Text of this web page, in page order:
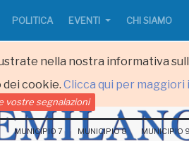
nella nostra informativa
dei cookie. Clicca qui per
POLITICA EVENTI CHI SIAMO
vostre segnalazioni
MUNICIPIO 7 MUNICIPIO 8 MUNICIPIO 9